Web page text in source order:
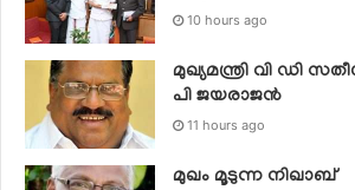
10 hours ago
മുഖ്യമന്ത്രി വി ഡി
പി ജയരാജന്‍
11 hours ago
മുഖം മൂടുന്ന നിഖാബ്